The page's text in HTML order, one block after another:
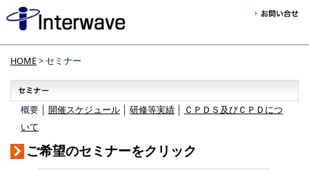
HOME> セミナー
概要 │ 開催スケジュール 研修等実績
ＣＰＤＳ及びＣＰＤにつ
いて
ご希望のセミナーをクリック